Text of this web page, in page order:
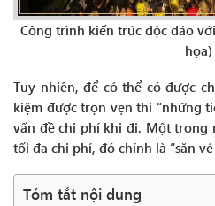
Công trình kiến trúc độc đáo
họa)
Tuy nhiên, để có thể có được
kiệm được trọn vẹn thì “những
vấn đề chi phí khi đi. Một trong
tối đa chi phí, đó chính là “săn
Tóm tắt nội dung